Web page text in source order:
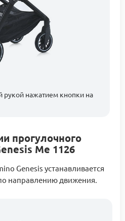
рукой нажатием кнопки на
прогулочного
Me 1126
Genesis устанавливается
направлению движения.